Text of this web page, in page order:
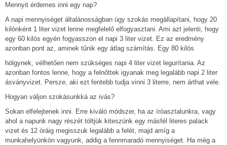
Mennyit érdemes inni egy nap?
A napi mennyiséget általánosságban úgy szokás megállapítani, hogy 20
kilónként 1 liter vizet lenne megfelelő elfogyasztani. Ami azt jelenti, hogy
egy 60 kilós egyén fogyasszon el napi 3 liter vizet. Ez az eredmény
azonban pont az, aminek tűnik egy átlag számítás. Egy 80 kilós
hölgynek, vélhetően nem szükséges napi 4 liter vizet legurítania. Az
azonban fontos lenne, hogy a felnőttek igyanak meg legalább napi 2 liter
ásványvizet. Persze, aki ezt fentebb tudja vinni 3 literre, nem árthat vele.
Hogyan váljon szokásunkká az ivás?
Sokan elfelejtenek inni. Erre kiváló módszer, ha az íróasztalunkra, vagy
ahol a napunk nagy részét töltjük kiteszünk egy másfél literes palack
vizet és 12 óráig megisszuk legalább a felét, majd amíg a
munkahelyünkön vagyunk, addig a fennmaradó mennyiséget. Ha még a